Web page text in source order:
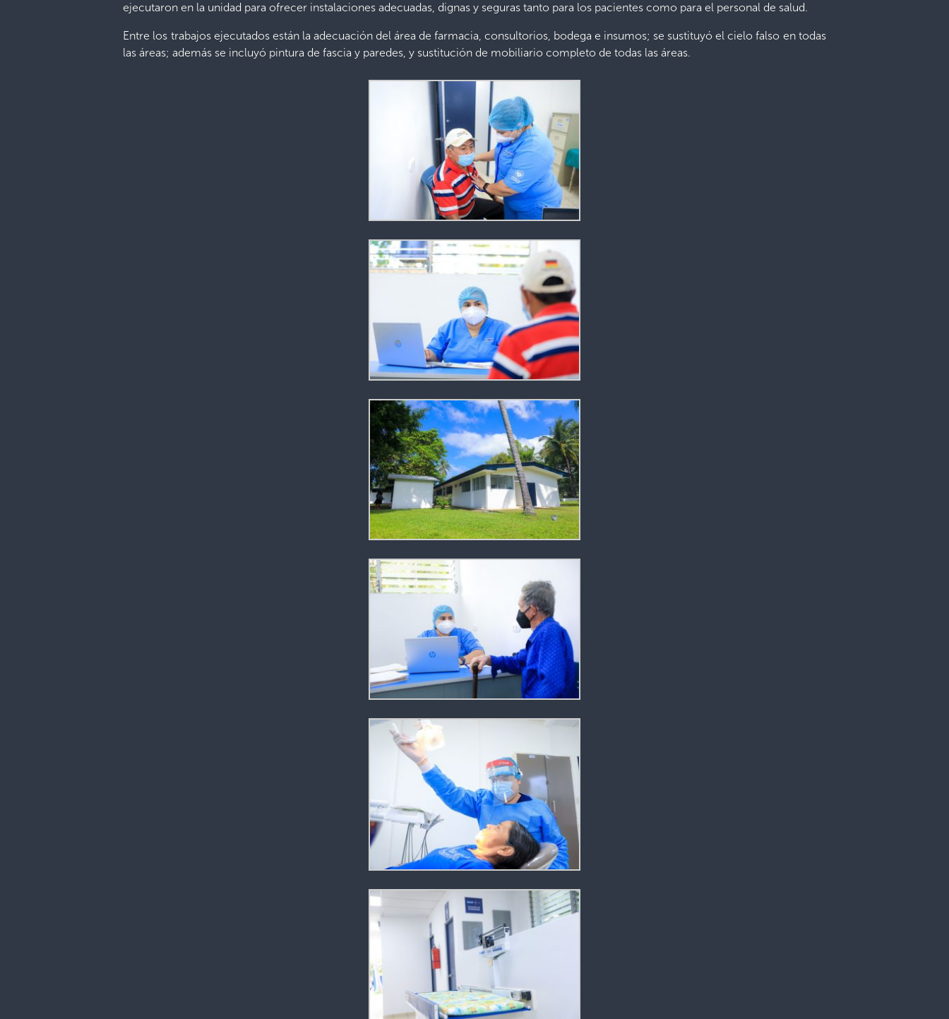
ejecutaron en la unidad para ofrecer instalaciones adecuadas, dignas y seguras tanto para los pacientes como para el personal de salud.
Entre los trabajos ejecutados están la adecuación del área de farmacia, consultorios, bodega e insumos; se sustituyó el cielo falso en todas
las áreas; además se incluyó pintura de fascia y paredes, y sustitución de mobiliario completo de todas las áreas.